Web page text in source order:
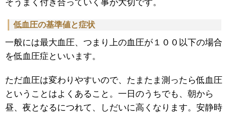
そうまく付き合っていく事が大切です。
低血圧の基準値と症状
一般には最大血圧、つまり上の血圧が１００以下の場合
を低血圧症といいます。
ただ血圧は変わりやすいので、たまたま測ったら低血圧
ということはよくあること。一日のうちでも、朝から
昼、夜となるにつれて、しだいに高くなります。安静時